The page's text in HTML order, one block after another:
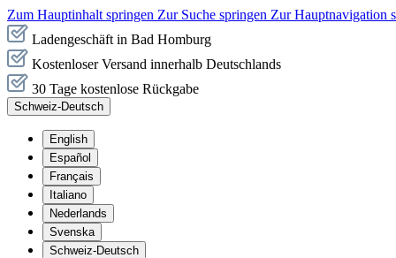
Zum Hauptinhalt springen Zur Suche springen Zur Hauptnavigation
Ladengeschäft in Bad Homburg
Kostenloser Versand innerhalb Deutschlands
30 Tage kostenlose Rückgabe
Schweiz-Deutsch
English
Español
Français
Italiano
Nederlands
Svenska
Schweiz-Deutsch